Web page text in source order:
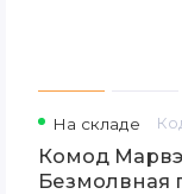
На складе
Комод
Безмолвная